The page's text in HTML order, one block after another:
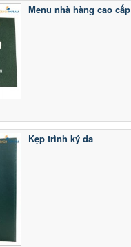
Menu nhà hàng cao cấp
Kẹp trình ký da